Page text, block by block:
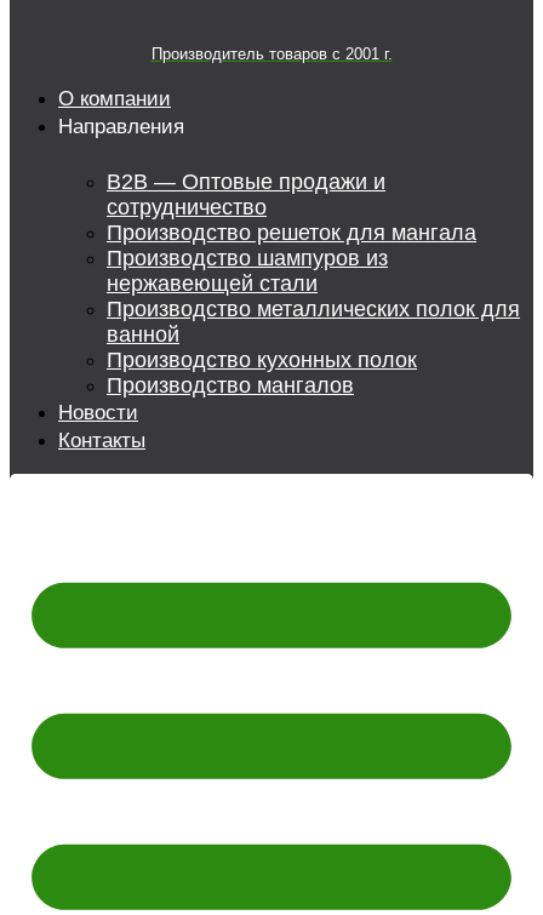
Производитель товаров c 2001 г.
О компании
Направления
B2B — Оптовые продажи и
сотрудничество
Производство решеток для мангала
Производство шампуров из
нержавеющей стали
Производство металлических полок для
ванной
Производство кухонных полок
Производство мангалов
Новости
Контакты